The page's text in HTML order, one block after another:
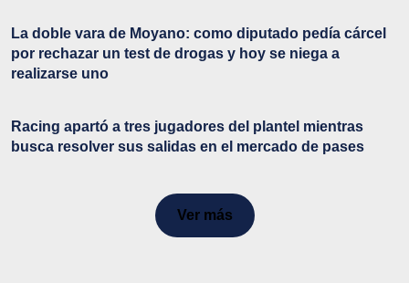
La doble vara de Moyano: como diputado pedía cárcel
por rechazar un test de drogas y hoy se niega a
realizarse uno
Racing apartó a tres jugadores del plantel mientras
busca resolver sus salidas en el mercado de pases
Ver más